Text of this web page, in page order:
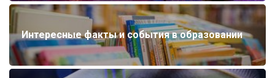
Интересные факты и события в образовании